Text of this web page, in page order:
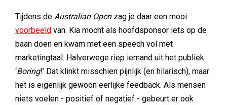
Tijdens de Australian Openzag je daar een mooi
voorbeeld van. Kia mocht als hoofdsponsor iets op de
baan doen en kwam met een speech vol met
marketingtaal. Halverwege riep iemand uit het publiek:
‘Boring!’ Dat klinkt misschien pijnlijk (en hilarisch), maar
het is eigenlijk gewoon eerlijke feedback. Als mensen
niets voelen - positief of negatief - gebeurt er ook